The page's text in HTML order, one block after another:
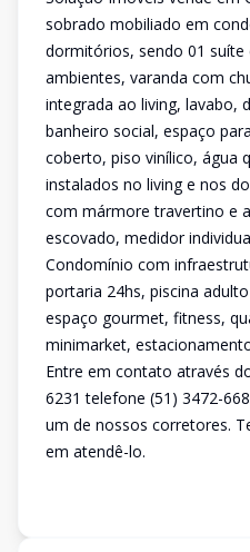
sobrado mobiliado em
dormitórios, sendo 01 suíte
ambientes, varanda com
integrada ao living, lavabo,
banheiro social, espaço
coberto, piso vinílico, água
instalados no living e nos
com mármore travertino e
escovado, medidor
Condomínio com
portaria 24hs, piscina
espaço gourmet, fitness,
minimarket,
Entre em contato através
6231 telefone (51) 3472-
um de nossos corretores.
em atendê-lo.